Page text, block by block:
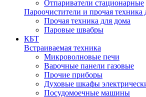
Отпариватели стационарные
Пароочистители и прочая техника
Прочая техника для дома
Паровые швабры
КБТ
Встраиваемая техника
Микроволновые печи
Варочные панели газовые
Прочие приборы
Духовые шкафы
Посудомоечные машины